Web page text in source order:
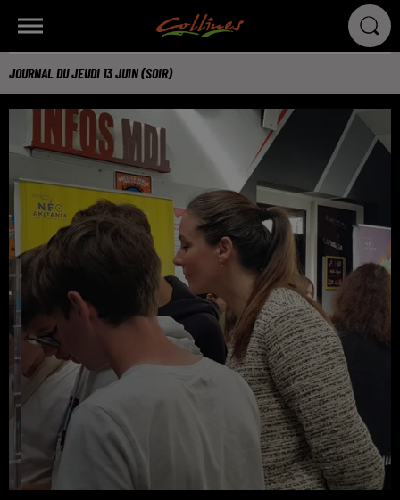
JOURNAL DU JEUDI 13 JUIN (SOIR)